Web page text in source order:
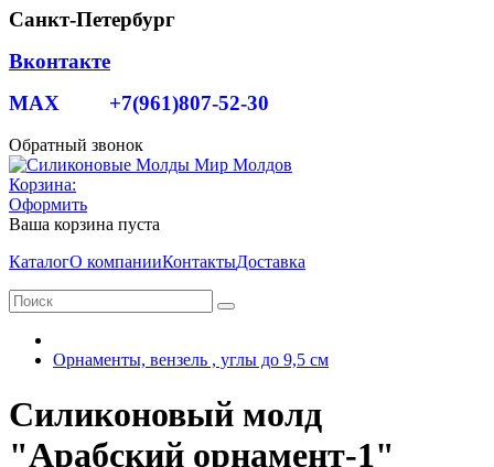
Санкт-Петербург
Вконтакте
MAX +7(961)807-52-30
Обратный звонок
Корзина:
Оформить
Ваша корзина пуста
КаталогО компанииКонтактыДоставка
Орнаменты, вензель , углы до 9,5 см
Силиконовый молд
"Арабский орнамент-1"